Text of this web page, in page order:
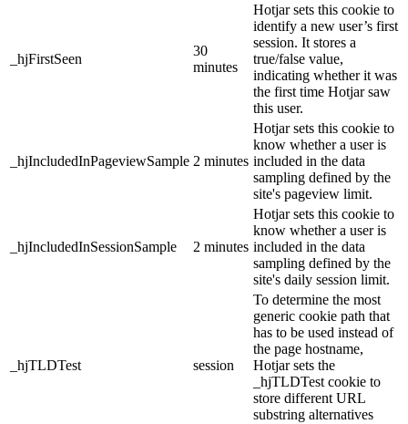
_hjFirstSeen
30
minutes
Hotjar sets this cookie to
identify a new user’s first
session. It stores a
true/false value,
indicating whether it was
the first time Hotjar saw
this user.
_hjIncludedInPageviewSample 2 minutes
Hotjar sets this cookie to
know whether a user is
included in the data
sampling defined by the
site's pageview limit.
_hjIncludedInSessionSample 2 minutes
Hotjar sets this cookie to
know whether a user is
included in the data
sampling defined by the
site's daily session limit.
_hjTLDTest session
To determine the most
generic cookie path that
has to be used instead of
the page hostname,
Hotjar sets the
_hjTLDTest cookie to
store different URL
substring alternatives